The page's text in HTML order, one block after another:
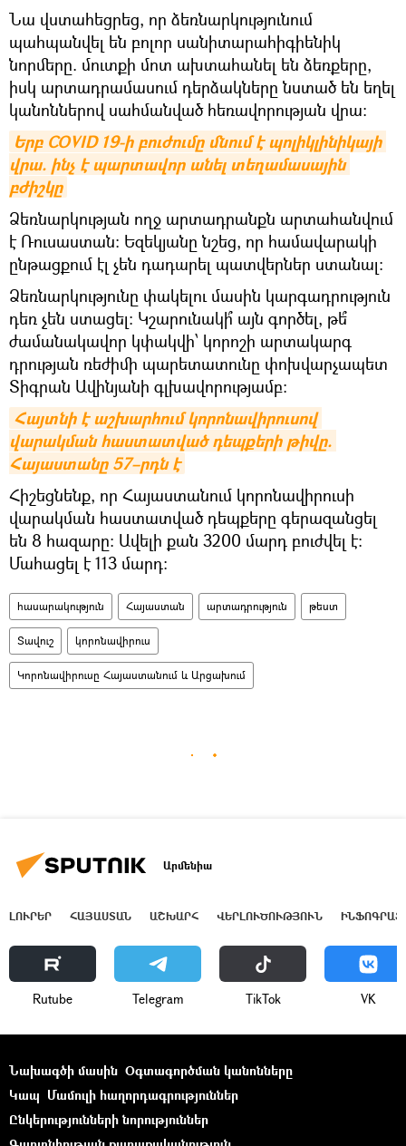
Նա վստահեցրեց, որ ձեռնարկությունում
պահպանվել են բոլոր սանիտարահիգիենիկ
նորմերը. մուտքի մոտ ախտահանել են ձեռքերը,
իսկ արտադրամասում դերձակները նստած են եղել
կանոններով սահմանված հեռավորության վրա։
Երբ COVID 19-ի բուժումը մնում է պոլիկլինիկայի
վրա. ինչ է պարտավոր անել տեղամասային
բժիշկը
Ձեռնարկության ողջ արտադրանքն արտահանվում
է Ռուսաստան։ Եզեկյանը նշեց, որ համավարակի
ընթացքում էլ չեն դադարել պատվերներ ստանալ:
Ձեռնարկությունը փակելու մասին կարգադրություն
դեռ չեն ստացել։ Կշարունակի՞ այն գործել, թե՞
ժամանակավոր կփակվի՝ կորոշի արտակարգ
դրության ռեժիմի պարետատունը փոխվարչապետ
Տիգրան Ավինյանի գլխավորությամբ։
Հայտնի է աշխարհում կորոնավիրուսով
վարակման հաստատված դեպքերի թիվը.
Հայաստանը 57–րդն է
Հիշեցնենք, որ Հայաստանում կորոնավիրուսի
վարակման հաստատված դեպքերը գերազանցել
են 8 հազարը։ Ավելի քան 3200 մարդ բուժվել է։
Մահացել է 113 մարդ։
հասարակություն Հայաստան արտադրություն թեստ
Տավուշ կորոնավիրուս
Կորոնավիրուսը Հայաստանում և Արցախում
Արմենիա
ԼՈՒՐԵՐ ՀԱՅԱՍՏԱՆ ԱՇԽԱՐՀ ՎԵՐԼՈՒԾՈՒԹՅՈՒՆ
Rutube Telegram ТikТоk VK
Նախագծի մասին Օգտագործման կանոնները
Կապ Մամուլի հաղորդագրություններ
Ընկերությունների նորություններ